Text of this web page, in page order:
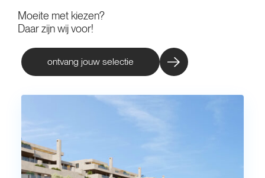
Moeite met kiezen?
Daar zijn wij voor!
ontvang jouw selectie